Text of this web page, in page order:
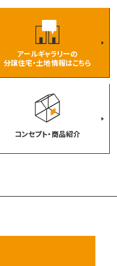
アールギャラリーの
分譲住宅・土地情報はこちら
コンセプト・商品紹介